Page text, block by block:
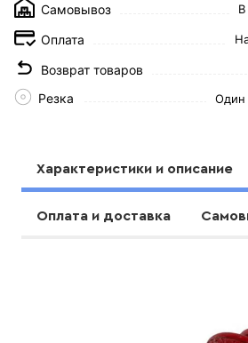
Самовывоз
Оплата
Возврат товаров
Резка Один
Характеристики и описание
Оплата и доставка